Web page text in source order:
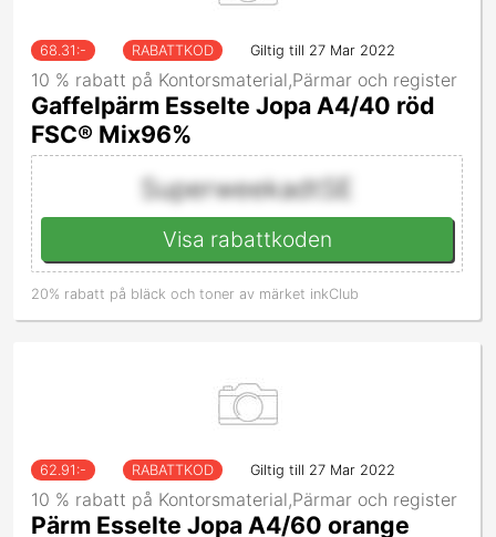
68.31 :- RABATTKOD Giltig till 27 Mar 2022
10 % rabatt på Kontorsmaterial,Pärmar och register
Gaffelpärm Esselte Jopa A4/40 röd
FSC® Mix96%
SuperweekadtSE
Visa rabattkoden
20% rabatt på bläck och toner av märket inkClub
62.91 :- RABATTKOD Giltig till 27 Mar 2022
10 % rabatt på Kontorsmaterial,Pärmar och register
Pärm Esselte Jopa A4/60 orange